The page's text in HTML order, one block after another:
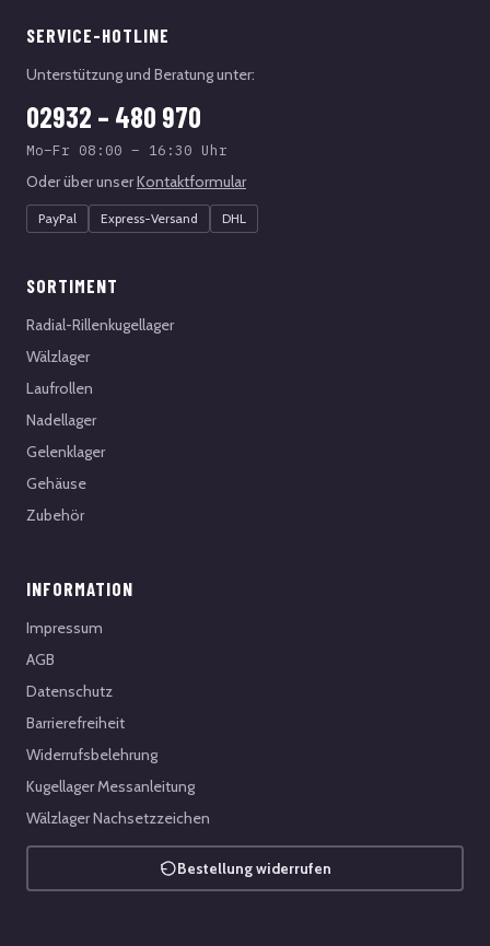
SERVICE-HOTLINE
Unterstützung und Beratung unter:
02932 – 480 970
Mo–Fr 08:00 – 16:30 Uhr
Oder über unserKontaktformular
PayPal Express-Versand DHL
SORTIMENT
Radial-Rillenkugellager
Wälzlager
Laufrollen
Nadellager
Gelenklager
Gehäuse
Zubehör
INFORMATION
Impressum
AGB
Datenschutz
Barrierefreiheit
Widerrufsbelehrung
Kugellager Messanleitung
Wälzlager Nachsetzzeichen
Bestellung widerrufen